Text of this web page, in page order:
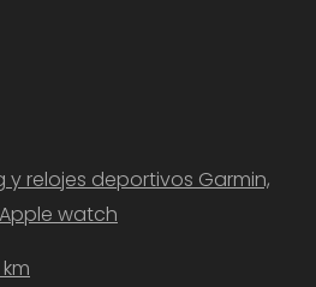
y relojes deportivos Garmin,
watch